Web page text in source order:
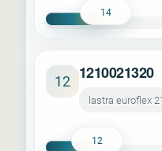
14
12 1210021320
lastra euroflex
12